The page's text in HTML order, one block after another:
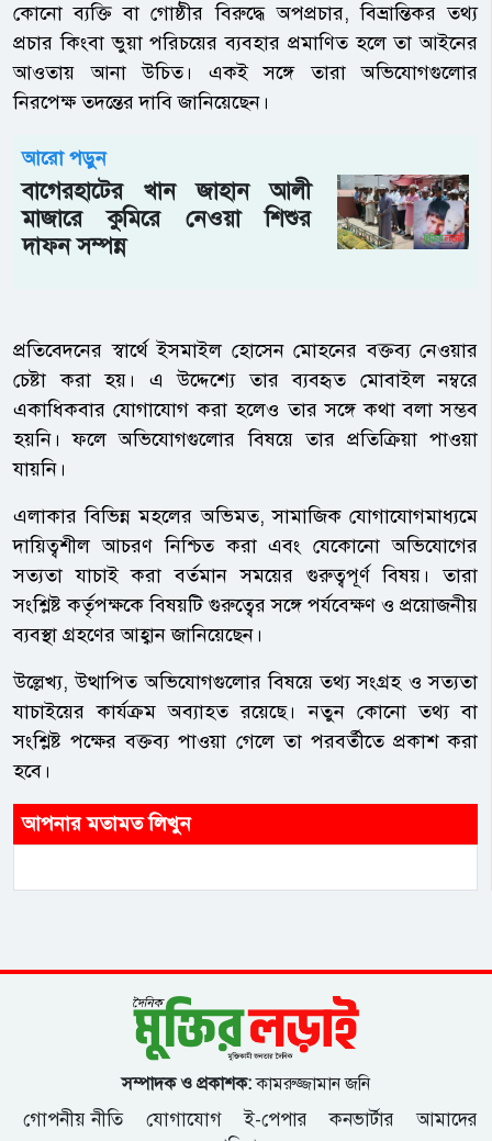
কোনো ব্যক্তি বা গোষ্ঠীর বিরুদ্ধে অপপ্রচার, বিভ্রান্তিকর তথ্য
প্রচার কিংবা ভুয়া পরিচয়ের ব্যবহার প্রমাণিত হলে তা আইনের
আওতায় আনা উচিত। একই সঙ্গে তারা অভিযোগগুলোর
নিরপেক্ষ তদন্তের দাবি জানিয়েছেন।
আরো পড়ুন
বাগেরহাটের খান জাহান আলী
মাজারে কুমিরে নেওয়া শিশুর
দাফন সম্পন্ন
প্রতিবেদনের স্বার্থে ইসমাইল হোসেন মোহনের বক্তব্য নেওয়ার
চেষ্টা করা হয়। এ উদ্দেশ্যে তার ব্যবহৃত মোবাইল নম্বরে
একাধিকবার যোগাযোগ করা হলেও তার সঙ্গে কথা বলা সম্ভব
হয়নি। ফলে অভিযোগগুলোর বিষয়ে তার প্রতিক্রিয়া পাওয়া
যায়নি।
এলাকার বিভিন্ন মহলের অভিমত, সামাজিক যোগাযোগমাধ্যমে
দায়িত্বশীল আচরণ নিশ্চিত করা এবং যেকোনো অভিযোগের
সত্যতা যাচাই করা বর্তমান সময়ের গুরুত্বপূর্ণ বিষয়। তারা
সংশ্লিষ্ট কর্তৃপক্ষকে বিষয়টি গুরুত্বের সঙ্গে পর্যবেক্ষণ ও প্রয়োজনীয়
ব্যবস্থা গ্রহণের আহ্বান জানিয়েছেন।
উল্লেখ্য, উত্থাপিত অভিযোগগুলোর বিষয়ে তথ্য সংগ্রহ ও সত্যতা
যাচাইয়ের কার্যক্রম অব্যাহত রয়েছে। নতুন কোনো তথ্য বা
সংশ্লিষ্ট পক্ষের বক্তব্য পাওয়া গেলে তা পরবর্তীতে প্রকাশ করা
হবে।
আপনার মতামত লিখুন
সম্পাদক ও প্রকাশক:কামরুজ্জামান জনি
গোপনীয় নীতি যোগাযোগ ই-পেপার কনভার্টার
আমাদের